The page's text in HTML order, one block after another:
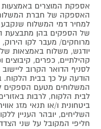
אספקת המוצרים
האספקה של חברת
למחיר דמי המשלוח שנקבע
של הספקים בהן מתבצעת
מרוחקים/ מעבר לקו הירוק,
יודגש, משלוח באמצאות
קהילתיים, כפרים, קיבוצים
לסניף הדואר הקרוב
הודעה על כך בבית הלקוח.
המשלוחים מטעם הספקים
לבית הלקוח, לרבות
ביטחונית ו/או תנאי מזג
השליחים, יובהר העניין
חליפי המקובל על שני